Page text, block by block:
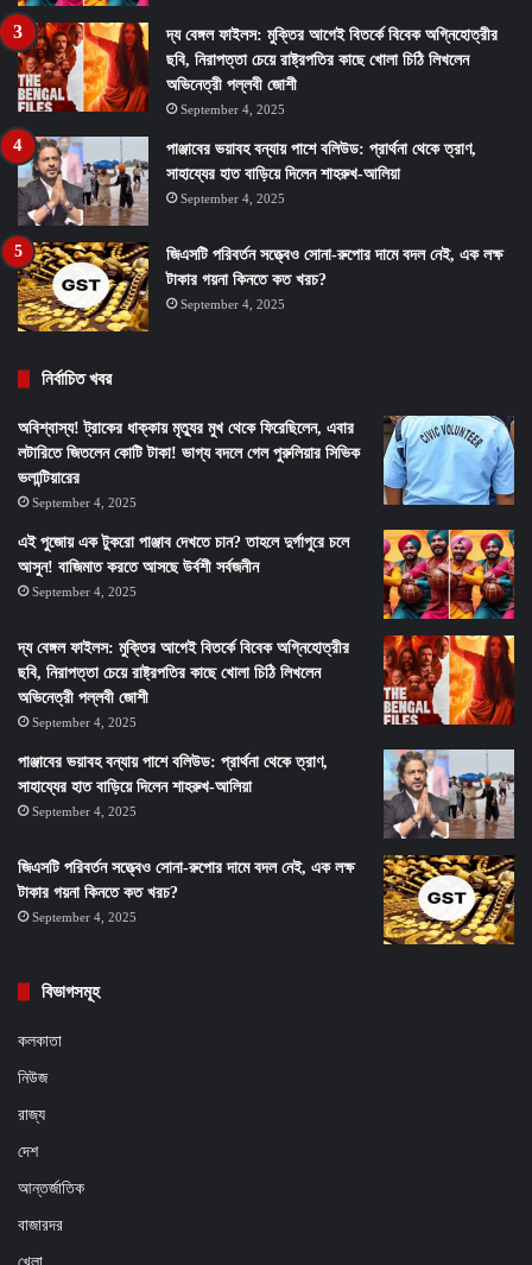
দ্য বেঙ্গল ফাইলস: মুক্তির আগেই বিতর্কে বিবেক অগ্নিহোত্রীর
ছবি, নিরাপত্তা চেয়ে রাষ্ট্রপতির কাছে খোলা চিঠি লিখলেন
অভিনেত্রী পল্লবী জোশী
September 4, 2025
পাঞ্জাবের ভয়াবহ বন্যায় পাশে বলিউড: প্রার্থনা থেকে ত্রাণ,
সাহায্যের হাত বাড়িয়ে দিলেন শাহরুখ-আলিয়া
September 4, 2025
জিএসটি পরিবর্তন সত্ত্বেও সোনা-রুপোর দামে বদল নেই, এক লক্ষ
টাকার গয়না কিনতে কত খরচ?
September 4, 2025
নির্বাচিত খবর
অবিশ্বাস্য! ট্রাকের ধাক্কায় মৃত্যুর মুখ থেকে ফিরেছিলেন, এবার
লটারিতে জিতলেন কোটি টাকা! ভাগ্য বদলে গেল পুরুলিয়ার সিভিক
ভলান্টিয়ারের
September 4, 2025
এই পুজোয় এক টুকরো পাঞ্জাব দেখতে চান? তাহলে দুর্গাপুরে চলে
আসুন! বাজিমাত করতে আসছে উর্বশী সর্বজনীন
September 4, 2025
দ্য বেঙ্গল ফাইলস: মুক্তির আগেই বিতর্কে বিবেক অগ্নিহোত্রীর
ছবি, নিরাপত্তা চেয়ে রাষ্ট্রপতির কাছে খোলা চিঠি লিখলেন
অভিনেত্রী পল্লবী জোশী
September 4, 2025
পাঞ্জাবের ভয়াবহ বন্যায় পাশে বলিউড: প্রার্থনা থেকে ত্রাণ,
সাহায্যের হাত বাড়িয়ে দিলেন শাহরুখ-আলিয়া
September 4, 2025
জিএসটি পরিবর্তন সত্ত্বেও সোনা-রুপোর দামে বদল নেই, এক লক্ষ
টাকার গয়না কিনতে কত খরচ?
September 4, 2025
বিভাগসমূহ
কলকাতা
নিউজ
রাজ্য
দেশ
আন্তর্জাতিক
বাজারদর